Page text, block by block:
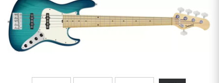
Grabación
Auriculares